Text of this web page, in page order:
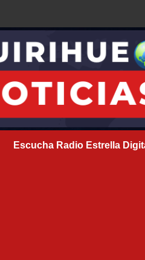
Escucha Radio Estrella